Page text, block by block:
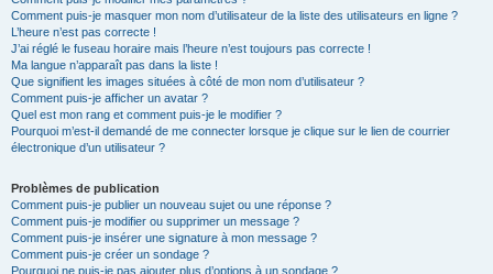
Comment puis-je masquer mon nom d’utilisateur de la liste des utilisateurs en ligne ?
L’heure n’est pas correcte !
J’ai réglé le fuseau horaire mais l’heure n’est toujours pas correcte !
Ma langue n’apparaît pas dans la liste !
Que signifient les images situées à côté de mon nom d’utilisateur ?
Comment puis-je afficher un avatar ?
Quel est mon rang et comment puis-je le modifier ?
Pourquoi m’est-il demandé de me connecter lorsque je clique sur le lien de courrier
électronique d’un utilisateur ?
Problèmes de publication
Comment puis-je publier un nouveau sujet ou une réponse ?
Comment puis-je modifier ou supprimer un message ?
Comment puis-je insérer une signature à mon message ?
Comment puis-je créer un sondage ?
Pourquoi ne puis-je pas ajouter plus d’options à un sondage ?